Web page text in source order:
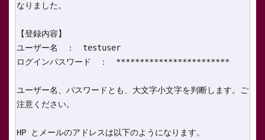
なりました。
【登録内容】
ユーザー名　：　testuser
ログインパスワード　：　************************
ユーザー名、パスワードとも、大文字小文字を判断します。ご
注意ください。
HP とメールのアドレスは以下のようになります。